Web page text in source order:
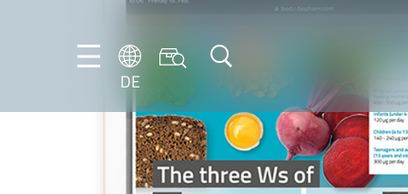
DE
DE
EN
IT